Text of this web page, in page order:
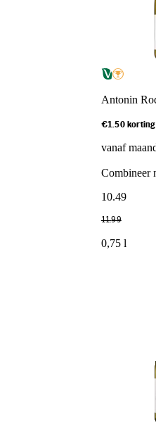
Antonin
€1.50 korting
vanaf
Combineer
10.49
11.99
0,75 l